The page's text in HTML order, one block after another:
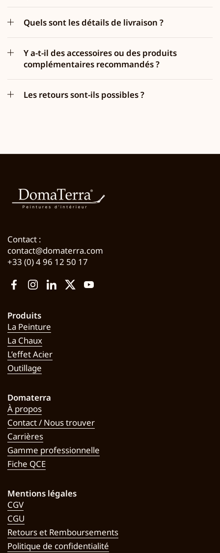
Quels sont les détails de livraison ?
Y a-t-il des accessoires ou des produits
complémentaires recommandés ?
Les retours sont-ils possibles ?
Contact :
contact@domaterra.com
+33 (0) 4 96 12 50 17
FacebookInstagram
LinkedIn
TwitterYouTube
Produits
La Peinture
La Chaux
L’effet Acier
Outillage
Domaterra
À propos
Contact / Nous trouver
Carrières
Gamme professionnelle
Fiche QCE
Mentions légales
CGV
CGU
Retours et Remboursements
Politique de confidentialité